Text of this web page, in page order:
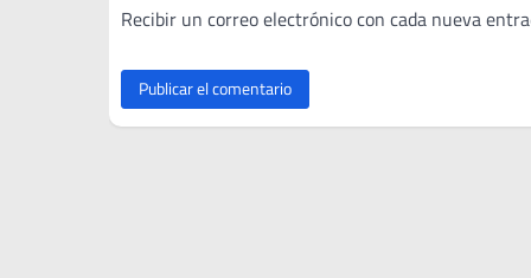
Recibir un correo electrónico con cada nueva